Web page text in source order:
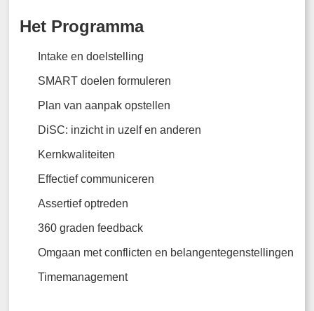
Het Programma
Intake en doelstelling
SMART doelen formuleren
Plan van aanpak opstellen
DiSC: inzicht in uzelf en anderen
Kernkwaliteiten
Effectief communiceren
Assertief optreden
360 graden feedback
Omgaan met conflicten en belangentegenstellingen
Timemanagement